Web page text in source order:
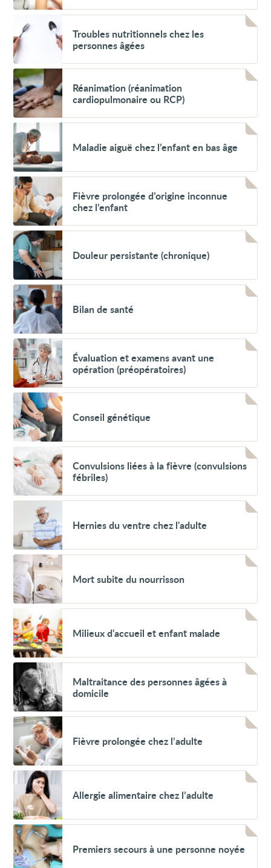
Troubles
nutritionnels
chez
les
personnes
âgées
Troubles nutritionnels chez les
personnes âgées
Voir
Réanimation
(réanimation
cardiopulmonaire
ou
RCP)
Réanimation (réanimation
cardiopulmonaire ou RCP)
Voir
Maladie
aiguë
chez
l’enfant
en
bas
âge
Maladie aiguë chez l’enfant en bas âge
Voir
Fièvre
prolongée
d’origine
inconnue
chez
l’enfant
Fièvre prolongée d’origine inconnue
chez l’enfant
Voir
Douleur
persistante
(chronique)
Douleur persistante (chronique)
Voir
Bilan
de
santé
Bilan de santé
Voir
Évaluation
et
examens
avant
une
opération
(préopératoires)
Évaluation et examens avant une
opération (préopératoires)
Voir
Conseil
génétique
Conseil génétique
Convulsions
liées
la
fièvre
(convulsions
fébriles)
Convulsions liées à la fièvre (convulsions
fébriles)
Hernies
ventre
chez
l'adulte
Hernies du ventre chez l'adulte
Voir
Mort
subite
du
nourrisson
Mort subite du nourrisson
Milieux
d'accueil
et
enfant
malade
Milieux d'accueil et enfant malade
Voir
Maltraitance
des
personnes
âgées
à
domicile
Maltraitance des personnes âgées à
domicile
Voir
Fièvre
prolongée
chez
l’adulte
Fièvre prolongée chez l’adulte
Voir
Allergie
alimentaire
chez
l’adulte
Allergie alimentaire chez l’adulte
Voir
Premiers
secours
à
Premiers secours à une personne noyée